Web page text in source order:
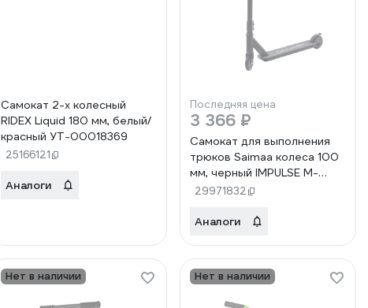
Самокат 2-х колесный
RIDEX Liquid 180 мм, белый/
красный УТ-00018369
25166121
Аналоги
Последняя цена
3 366 ₽
Самокат для выполнения
трюков Saimaa колеса 100
мм, черный IMPULSE M-
7G(черный)
29971832
Аналоги
Нет в наличии Нет в наличии